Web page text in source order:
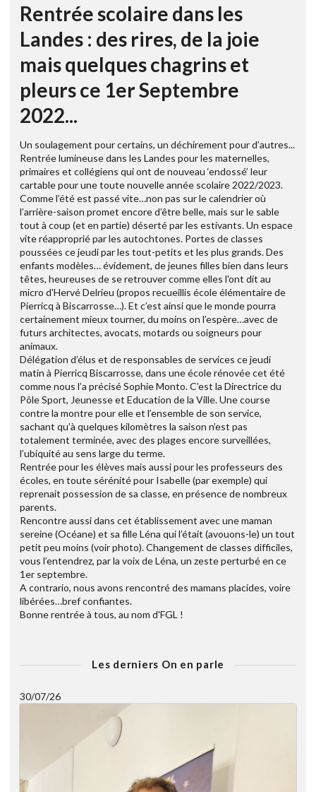
Rentrée scolaire dans les
Landes : des rires, de la joie
mais quelques chagrins et
pleurs ce 1er Septembre
2022...
Un soulagement pour certains, un déchirement pour d’autres...
Rentrée lumineuse dans les Landes pour les maternelles,
primaires et collégiens qui ont de nouveau ‘endossé’ leur
cartable pour une toute nouvelle année scolaire 2022/2023.
Comme l’été est passé vite…non pas sur le calendrier où
l’arrière-saison promet encore d’être belle, mais sur le sable
tout à coup (et en partie) déserté par les estivants. Un espace
vite réapproprié par les autochtones. Portes de classes
poussées ce jeudi par les tout-petits et les plus grands. Des
enfants modèles… évidement, de jeunes filles bien dans leurs
têtes, heureuses de se retrouver comme elles l'ont dit au
micro d'Hervé Delrieu (propos recueillis école élémentaire de
Pierricq à Biscarrosse…). Et c’est ainsi que le monde pourra
certainement mieux tourner, du moins on l’espère…avec de
futurs architectes, avocats, motards ou soigneurs pour
animaux.
Délégation d’élus et de responsables de services ce jeudi
matin à Pierricq Biscarrosse, dans une école rénovée cet été
comme nous l’a précisé Sophie Monto. C’est la Directrice du
Pôle Sport, Jeunesse et Education de la Ville. Une course
contre la montre pour elle et l’ensemble de son service,
sachant qu’à quelques kilomètres la saison n’est pas
totalement terminée, avec des plages encore surveillées,
l’ubiquité au sens large du terme.
Rentrée pour les élèves mais aussi pour les professeurs des
écoles, en toute sérénité pour Isabelle (par exemple) qui
reprenait possession de sa classe, en présence de nombreux
parents.
Rencontre aussi dans cet établissement avec une maman
sereine (Océane) et sa fille Léna qui l’était (avouons-le) un tout
petit peu moins (voir photo). Changement de classes difficiles,
vous l’entendrez, par la voix de Léna, un zeste perturbé en ce
1er septembre.
A contrario, nous avons rencontré des mamans placides, voire
libérées…bref confiantes.
Bonne rentrée à tous, au nom d'FGL !
Les derniers On en parle
30/07/26